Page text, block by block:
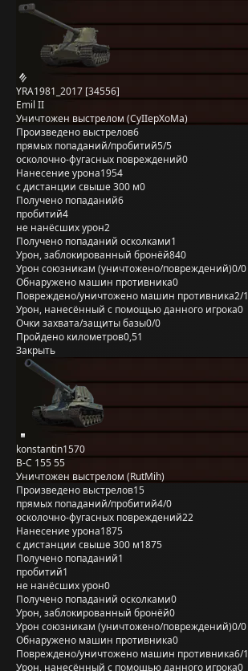
YRA1981_2017 [34556]
Emil II
Уничтожен выстрелом (CyIIepXoMa)
Произведено выстрелов6
прямых попаданий/пробитий5/5
осколочно-фугасных повреждений0
Нанесение урона1954
с дистанции свыше 300 м0
Получено попаданий6
пробитий4
не нанёсших урон2
Получено попаданий осколками1
Урон, заблокированный бронёй840
Урон союзникам (уничтожено/повреждений)0/0
Обнаружено машин противника0
Повреждено/уничтожено машин противника2/1
Урон, нанесённый с помощью данного игрока0
Очки захвата/защиты базы0/0
Пройдено километров0,51
Закрыть
konstantin1570
B-C 155 55
Уничтожен выстрелом (RutMih)
Произведено выстрелов15
прямых попаданий/пробитий4/0
осколочно-фугасных повреждений22
Нанесение урона1875
с дистанции свыше 300 м1875
Получено попаданий1
пробитий1
не нанёсших урон0
Получено попаданий осколками0
Урон, заблокированный бронёй0
Урон союзникам (уничтожено/повреждений)0/0
Обнаружено машин противника0
Повреждено/уничтожено машин противника6/1
Урон, нанесённый с помощью данного игрока0